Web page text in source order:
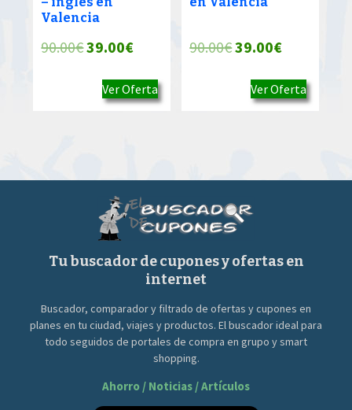
Valencia
90.00€El
original
39.00€El
actual
Ver Oferta
90.00€El
original
39.00€El
actual
Ver Oferta
Tu buscador de cupones y ofertas en
internet
Buscador, comparador y filtrado de ofertas y cupones en
planes en tu ciudad, viajes y productos. El buscador ideal para
todo seguidos de portales de compra en grupo y smart
shopping.
Ahorro / Noticias / Artículos